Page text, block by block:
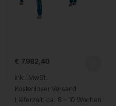
€ 7.982,40
inkl. MwSt.
Kostenloser Versand
Lieferzeit: ca. 8 – 10 Wochen